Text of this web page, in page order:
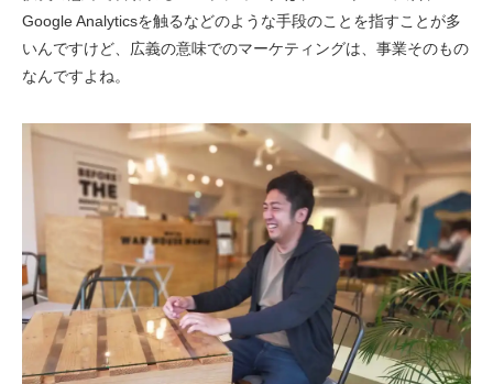
Google Analyticsを触るなどのような手段のことを指すことが多
いんですけど、広義の意味でのマーケティングは、事業そのもの
なんですよね。